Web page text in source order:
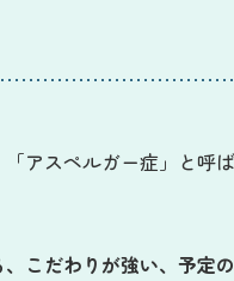
アスペルガー症」と呼
こだわりが強い、予定